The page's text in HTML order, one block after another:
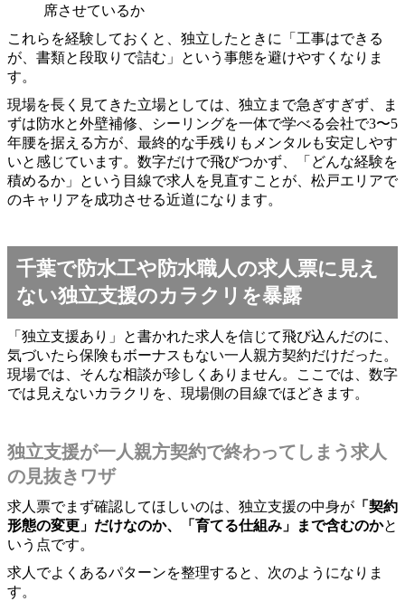
席させているか
これらを経験しておくと、独立したときに「工事はできる
が、書類と段取りで詰む」という事態を避けやすくなりま
す。
現場を長く見てきた立場としては、独立まで急ぎすぎず、ま
ずは防水と外壁補修、シーリングを一体で学べる会社で3〜5
年腰を据える方が、最終的な手残りもメンタルも安定しやす
いと感じています。数字だけで飛びつかず、「どんな経験を
積めるか」という目線で求人を見直すことが、松戸エリアで
のキャリアを成功させる近道になります。
千葉で防水工や防水職人の求人票に見え
ない独立支援のカラクリを暴露
「独立支援あり」と書かれた求人を信じて飛び込んだのに、
気づいたら保険もボーナスもない一人親方契約だけだった。
現場では、そんな相談が珍しくありません。ここでは、数字
では見えないカラクリを、現場側の目線でほどきます。
独立支援が一人親方契約で終わってしまう求人
の見抜きワザ
求人票でまず確認してほしいのは、独立支援の中身が 「契約
形態の変更」だけなのか、「育てる仕組み」まで含むのかと
いう点です。
求人でよくあるパターンを整理すると、次のようになりま
す。